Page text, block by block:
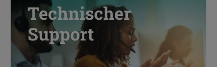
Technischer
Support